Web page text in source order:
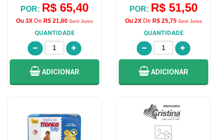
POR: R$ 65,40
Ou 3X De R$ 21,80 Sem Juros
QUANTIDADE
ADICIONAR
POR: R$ 51,50
Ou 2X De R$ 25,75 Sem Juros
QUANTIDADE
ADICIONAR